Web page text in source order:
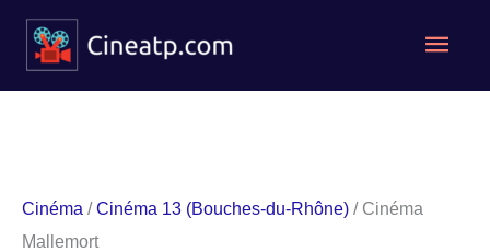
Aller
Cinéma /Cinéma 13 (Bouches-du-Rhône) / Cinéma
Mallemort